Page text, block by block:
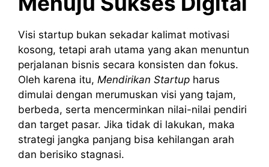
Visi startup bukan sekadar kalimat motivasi
kosong, tetapi arah utama yang akan menuntun
perjalanan bisnis secara konsisten dan fokus.
Oleh karena itu, Mendirikan Startup harus
dimulai dengan merumuskan visi yang tajam,
berbeda, serta mencerminkan nilai-nilai pendiri
dan target pasar. Jika tidak di lakukan, maka
strategi jangka panjang bisa kehilangan arah
dan berisiko stagnasi.